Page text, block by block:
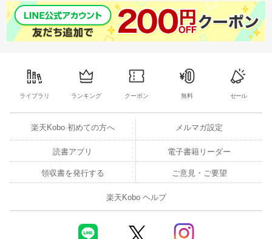
ライブラリ ランキング クーポン 無料 セール
楽天Kobo 初めての方へ メルマガ設定
読書アプリ 電子書籍リーダー
領収書を発行する ご意見・ご要望
楽天Kobo ヘルプ